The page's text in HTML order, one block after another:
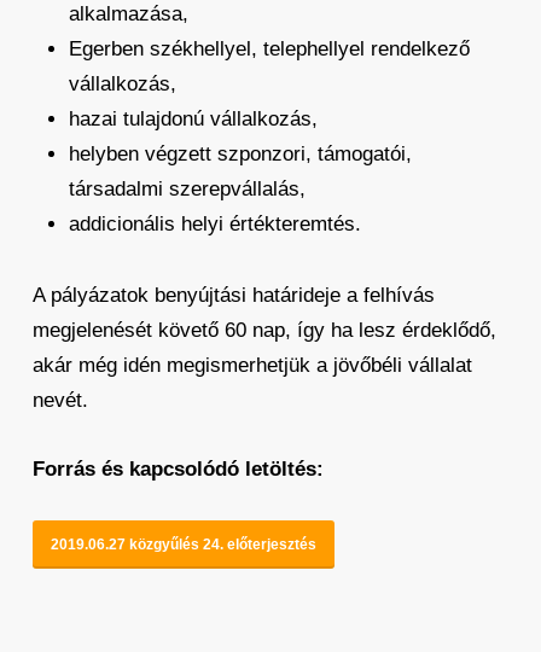
alkalmazása,
Egerben székhellyel, telephellyel rendelkező
vállalkozás,
hazai tulajdonú vállalkozás,
helyben végzett szponzori, támogatói,
társadalmi szerepvállalás,
addicionális helyi értékteremtés.
A pályázatok benyújtási határideje a felhívás
megjelenését követő 60 nap, így ha lesz érdeklődő,
akár még idén megismerhetjük a jövőbéli vállalat
nevét.
Forrás és kapcsolódó letöltés:
2019.06.27 közgyűlés 24. előterjesztés